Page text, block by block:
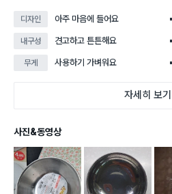
디자인 아주 마음에 들어요
내구성 견고하고 튼튼해요
무게 사용하기 가벼워요
자세히 보기
사진&동영상